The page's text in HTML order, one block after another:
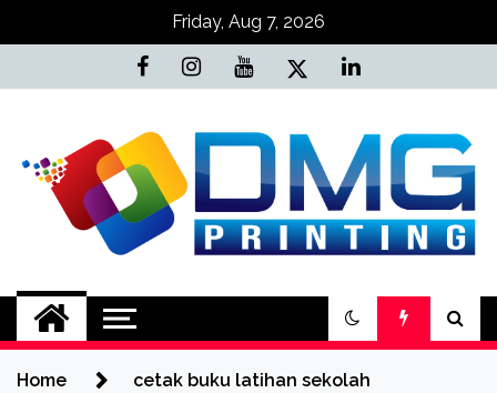
Friday, Aug 7, 2026
Jasa Cetak Online
DMG Printing
Home cetak buku latihan sekolah